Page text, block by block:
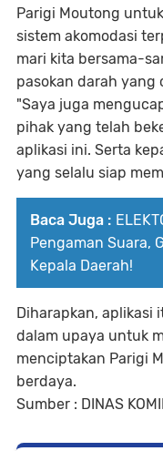
Parigi Moutong
sistem akomodasi
mari kita bersama-
pasokan darah yang
"Saya juga
pihak yang telah
aplikasi ini. Serta
yang selalu siap
Baca Juga :
Pengaman Suara,
Kepala Daerah!
Diharapkan, aplikasi
dalam upaya untuk
menciptakan Parigi
berdaya.
Sumber : DINAS